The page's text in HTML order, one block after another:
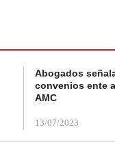
Abogados
convenios ente
AMC
13/07/2023